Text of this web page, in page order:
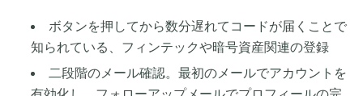
ボタンを押してから数分遅れてコードが届くことで
知られている、フィンテックや暗号資産関連の登録
二段階のメール確認。最初のメールでアカウントを